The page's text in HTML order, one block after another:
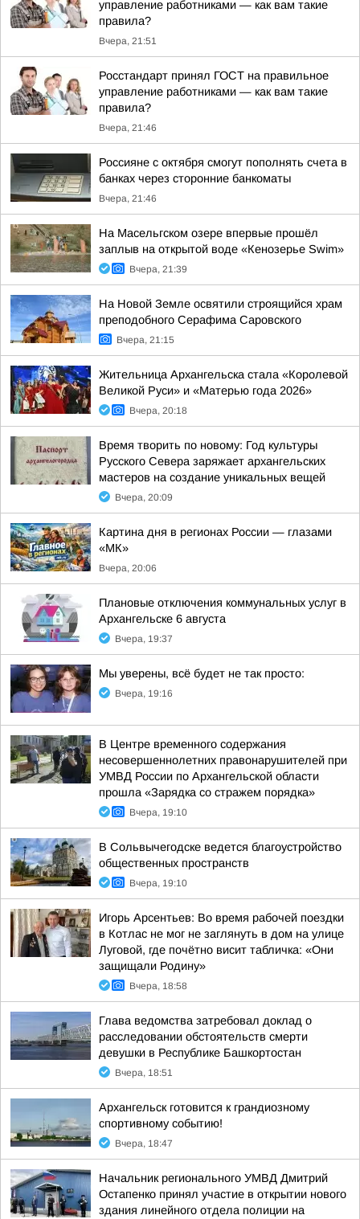
управление работниками — как вам такие
правила?
Вчера, 21:51
Росстандарт принял ГОСТ на правильное
управление работниками — как вам такие
правила?
Вчера, 21:46
Россияне с октября смогут пополнять счета в
банках через сторонние банкоматы
Вчера, 21:46
На Масельгском озере впервые прошёл
заплыв на открытой воде «Кенозерье Swim»
Вчера, 21:39
На Новой Земле освятили строящийся храм
преподобного Серафима Саровского
Вчера, 21:15
Жительница Архангельска стала «Королевой
Великой Руси» и «Матерью года 2026»
Вчера, 20:18
Время творить по новому: Год культуры
Русского Севера заряжает архангельских
мастеров на создание уникальных вещей
Вчера, 20:09
Картина дня в регионах России — глазами
«МК»
Вчера, 20:06
Плановые отключения коммунальных услуг в
Архангельске 6 августа
Вчера, 19:37
Мы уверены, всё будет не так просто:
Вчера, 19:16
В Центре временного содержания
несовершеннолетних правонарушителей при
УМВД России по Архангельской области
прошла «Зарядка со стражем порядка»
Вчера, 19:10
В Сольвычегодске ведется благоустройство
общественных пространств
Вчера, 19:10
Игорь Арсентьев: Во время рабочей поездки
в Котлас не мог не заглянуть в дом на улице
Луговой, где почётно висит табличка: «Они
защищали Родину»
Вчера, 18:58
Глава ведомства затребовал доклад о
расследовании обстоятельств смерти
девушки в Республике Башкортостан
Вчера, 18:51
Архангельск готовится к грандиозному
спортивному событию!
Вчера, 18:47
Начальник регионального УМВД Дмитрий
Остапенко принял участие в открытии нового
здания линейного отдела полиции на